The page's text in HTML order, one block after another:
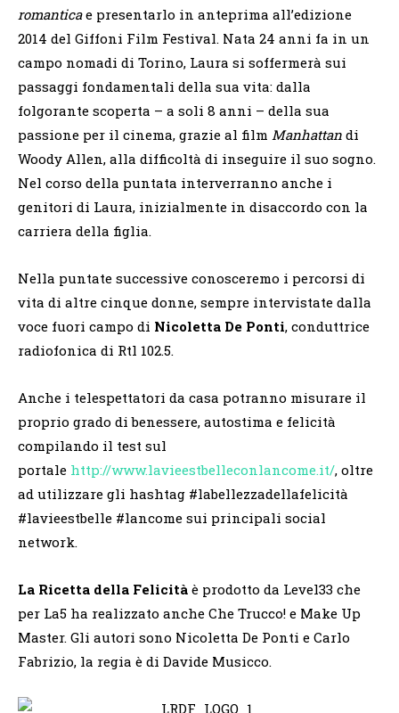
romanticae presentarlo in anteprima all’edizione
2014 del Giffoni Film Festival. Nata 24 anni fa in un
campo nomadi di Torino, Laura si soffermerà sui
passaggi fondamentali della sua vita: dalla
folgorante scoperta – a soli 8 anni – della sua
passione per il cinema, grazie al film Manhattan di
Woody Allen, alla difficoltà di inseguire il suo sogno.
Nel corso della puntata interverranno anche i
genitori di Laura, inizialmente in disaccordo con la
carriera della figlia.
Nella puntate successive conosceremo i percorsi di
vita di altre cinque donne, sempre intervistate dalla
voce fuori campo di Nicoletta De Ponti, conduttrice
radiofonica di Rtl 102.5.
Anche i telespettatori da casa potranno misurare il
proprio grado di benessere, autostima e felicità
compilando il test sul
portale http://www.lavieestbelleconlancome.it/, oltre
ad utilizzare gli hashtag #labellezzadellafelicità
#lavieestbelle #lancome sui principali social
network.
La Ricetta della Felicità è prodotto da Level33 che
per La5 ha realizzato anche Che Trucco! e Make Up
Master. Gli autori sono Nicoletta De Ponti e Carlo
Fabrizio, la regia è di Davide Musicco.